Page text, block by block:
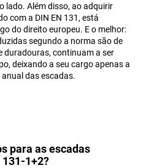
lado. Além disso, ao adquirir
com a DIN EN 131, está
do direito europeu. E o melhor:
segundo a norma são de
duradouras, continuam a ser
deixando a seu cargo apenas a
das escadas.
para as escadas
1+2?